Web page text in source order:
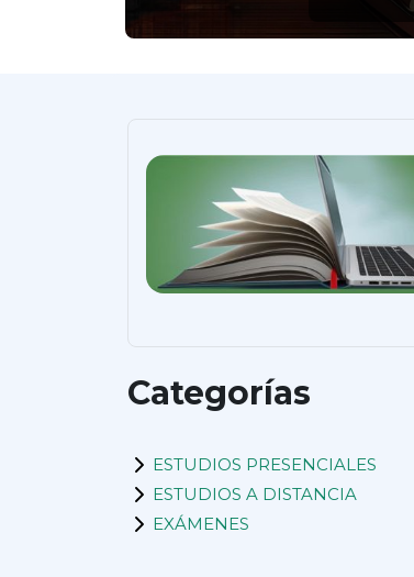
Categorías
ESTUDIOS PRESENCIALES
ESTUDIOS A DISTANCIA
EXÁMENES